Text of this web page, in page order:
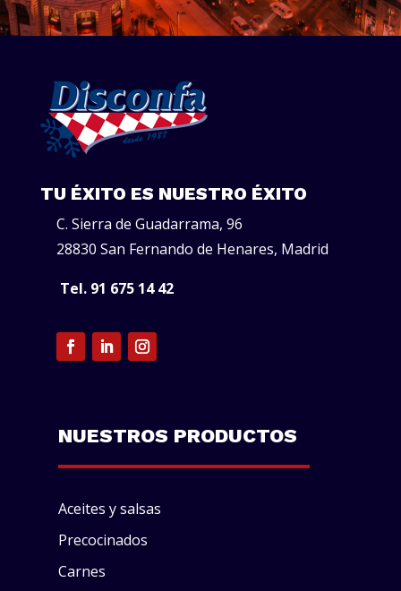
TU ÉXITO ES NUESTRO ÉXITO
C. Sierra de Guadarrama, 96
28830 San Fernando de Henares, Madrid
Tel. 91 675 14 42
NUESTROS PRODUCTOS
Aceites y salsas
Precocinados
Carnes